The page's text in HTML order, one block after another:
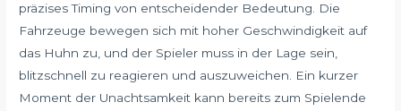
präzises Timing von entscheidender Bedeutung. Die
Fahrzeuge bewegen sich mit hoher Geschwindigkeit auf
das Huhn zu, und der Spieler muss in der Lage sein,
blitzschnell zu reagieren und auszuweichen. Ein kurzer
Moment der Unachtsamkeit kann bereits zum Spielende